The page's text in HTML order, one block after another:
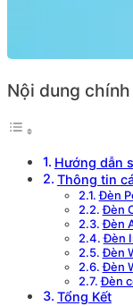
Nội dung
Hướng dẫn
Thông tin
Đèn
Đèn
Đèn
Đèn
Đèn
Đèn
Đèn
Tổng Kết